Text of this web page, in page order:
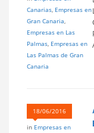
Canarias, Empresas en
Gran Canaria,
Empresas en Las
Palmas, Empresas en
Las Palmas de Gran
Canaria
18/06/2016
in Empresas en